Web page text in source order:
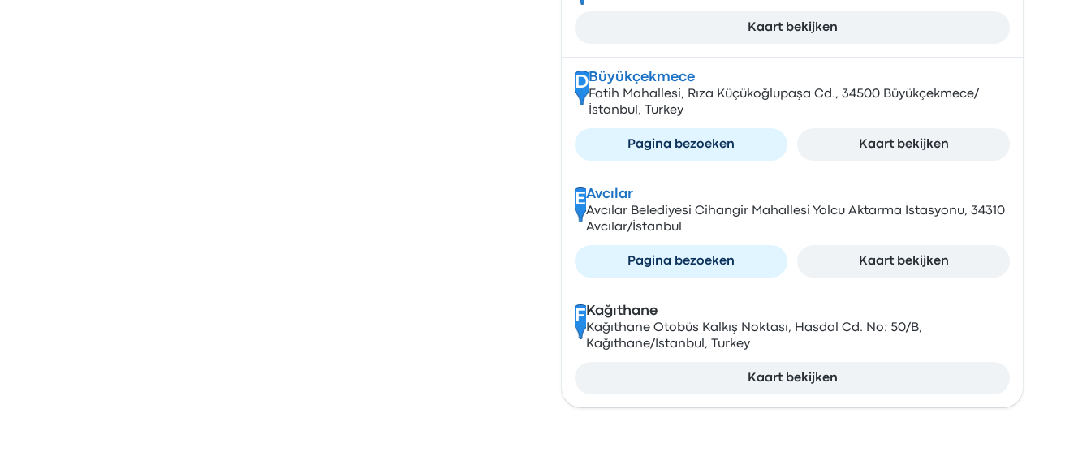
Kaart bekijken
DBüyükçekmece
Fatih Mahallesi, Rıza Küçükoğlupaşa Cd., 34500 Büyükçekmece/
İstanbul, Turkey
Pagina bezoeken Kaart bekijken
EAvcılar
Avcılar Belediyesi Cihangir Mahallesi Yolcu Aktarma İstasyonu, 34310
Avcılar/İstanbul
Pagina bezoeken Kaart bekijken
F Kağıthane
Kağıthane Otobüs Kalkış Noktası, Hasdal Cd. No: 50/B,
Kağıthane/Istanbul, Turkey
Kaart bekijken